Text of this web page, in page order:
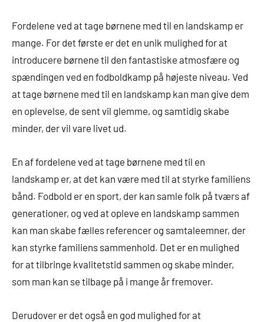
Fordelene ved at tage børnene med til en landskamp er
mange. For det første er det en unik mulighed for at
introducere børnene til den fantastiske atmosfære og
spændingen ved en fodboldkamp på højeste niveau. Ved
at tage børnene med til en landskamp kan man give dem
en oplevelse, de sent vil glemme, og samtidig skabe
minder, der vil vare livet ud.
En af fordelene ved at tage børnene med til en
landskamp er, at det kan være med til at styrke familiens
bånd. Fodbold er en sport, der kan samle folk på tværs af
generationer, og ved at opleve en landskamp sammen
kan man skabe fælles referencer og samtaleemner, der
kan styrke familiens sammenhold. Det er en mulighed
for at tilbringe kvalitetstid sammen og skabe minder,
som man kan se tilbage på i mange år fremover.
Derudover er det også en god mulighed for at